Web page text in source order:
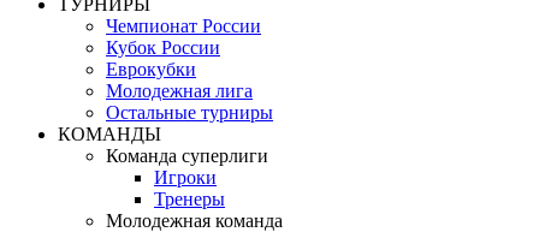
ТУРНИРЫ
Чемпионат России
Кубок России
Еврокубки
Молодежная лига
Остальные турниры
КОМАНДЫ
Команда суперлиги
Игроки
Тренеры
Молодежная команда